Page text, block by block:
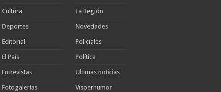
Cultura
Deportes
Editorial
El País
Entrevistas
Fotogalerías
La Región
Novedades
Policiales
Política
Ultimas noticias
Visperhumor